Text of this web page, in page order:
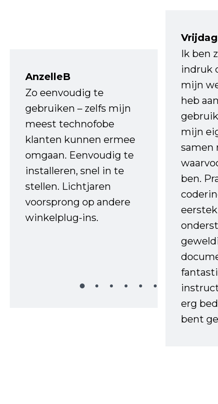
AnzelleB
Zo eenvoudig te
gebruiken – zelfs mijn
meest technofobe
klanten kunnen ermee
omgaan. Eenvoudig te
installeren, snel in te
stellen. Lichtjaren
voorsprong op andere
winkelplug-ins.
Ik ben
indruk
mijn
heb
mijn
samen
ben.
erg
bent